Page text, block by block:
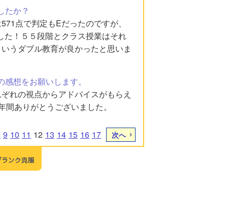
たか？
点で判定もEだったのですが、
！５５段階とクラス授業はそれ
うダブル教育が良かったと思いま
想をお願いします。
れの視点からアドバイスがもらえ
ありがとうございました。
9 10 11 12 13 14 15 16 17 次へ